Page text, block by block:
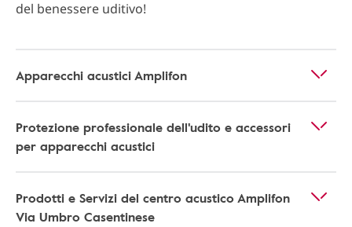
del benessere uditivo!
Apparecchi acustici Amplifon
Protezione professionale dell'udito e accessori
per apparecchi acustici
Prodotti e Servizi del centro acustico Amplifon
Via Umbro Casentinese